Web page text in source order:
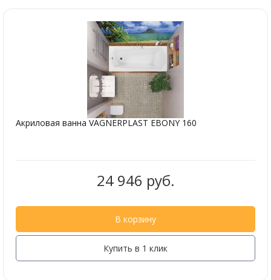
Акриловая ванна VAGNERPLAST EBONY 160
24 946 руб.
В корзину
Купить в 1 клик